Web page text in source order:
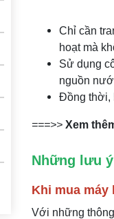
Chỉ cần
hoạt mà
Sử dụng
nguồn
Đồng thời,
===>> Xem
Những lưu
Khi mua
Với những